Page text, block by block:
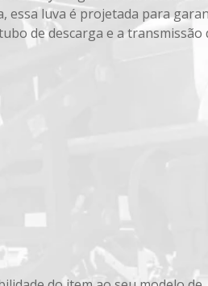
essa luva é projetada para
de descarga e a transmissão